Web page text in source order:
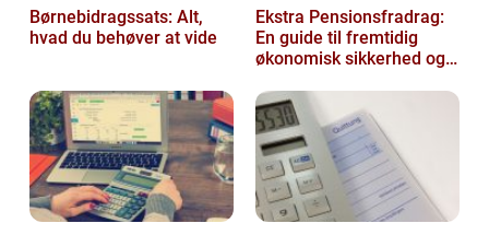
Børnebidragssats: Alt,
hvad du behøver at vide
Ekstra Pensionsfradrag:
En guide til fremtidig
økonomisk sikkerhed og